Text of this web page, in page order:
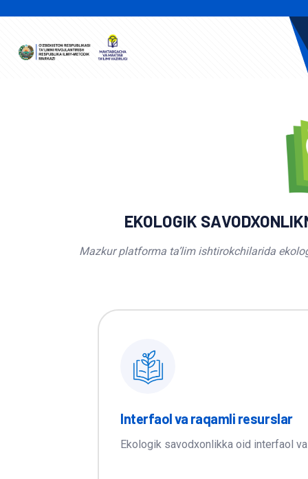
EKOLOGIK
Mazkur platforma ta’lim ishtirokchilarida
Interfaol va raqamli resurslar
Ekologik savodxonlikka oid interfaol